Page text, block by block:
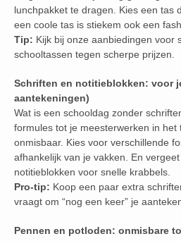
lunchpakket te dragen. Kies een tas
een coole tas is stiekem ook een
Tip: Kijk bij onze aanbiedingen voor
schooltassen tegen scherpe prijzen.
Schriften en notitieblokken: voor
aantekeningen)
Wat is een schooldag zonder
formules tot je meesterwerken in het
onmisbaar. Kies voor verschillende
afhankelijk van je vakken. En
notitieblokken voor snelle krabbels.
Pro-tip: Koop een paar extra
vraagt om “nog een keer” je
Pennen en potloden: onmisbare